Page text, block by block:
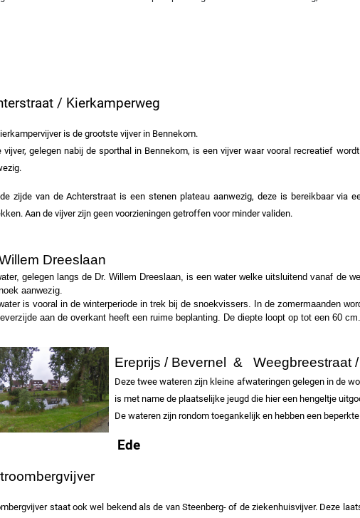
/ Kierkamperweg
is de grootste vijver in Bennekom.
vijver, gelegen nabij de sporthal in Bennekom, is een vijver waar vooral recreatief
zijde van de Achterstraat is een stenen plateau aanwezig, deze is bereikbaar via
Aan de vijver zijn geen voorzieningen getroffen voor minder validen.
Dreeslaan
gelegen langs de Dr. Willem Dreeslaan, is een water welke uitsluitend vanaf de
aanwezig.
is vooral in de winterperiode in trek bij de snoekvissers. In de zomermaanden
aan de overkant heeft een ruime beplanting. De diepte loopt op tot een 60 cm.
Ereprijs / Bevernel & Weegbreestraat
Deze twee wateren zijn kleine afwateringen gelegen in de
is met name de plaatselijke jeugd die hier een hengeltje
De wateren zijn rondom toegankelijk en hebben een
Ede
staat ook wel bekend als de van Steenberg- of de ziekenhuisvijver. Deze